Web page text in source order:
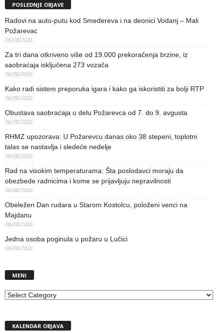
POSLEDNJE OBJAVE
Radovi na auto-putu kod Smedereva i na deonici Vodanj – Mali
Požarevac
06/08/2026
Za tri dana otkriveno više od 19.000 prekoračenja brzine, iz
saobraćaja isključena 273 vozača
06/08/2026
Kako radi sistem preporuka igara i kako ga iskoristiti za bolji RTP
06/08/2026
Obustava saobraćaja u delu Požarevca od 7. do 9. avgusta
06/08/2026
RHMZ upozorava: U Požarevcu danas oko 38 stepeni, toplotni
talas se nastavlja i sledeće nedelje
06/08/2026
Rad na visokim temperaturama: Šta poslodavci moraju da
obezbede radnicima i kome se prijavljuju nepravilnosti
06/08/2026
Obeležen Dan rudara u Starom Kostolcu, položeni venci na
Majdanu
06/08/2026
Jedna osoba poginula u požaru u Lučici
06/08/2026
MENI
MENI
KALENDAR OBJAVA